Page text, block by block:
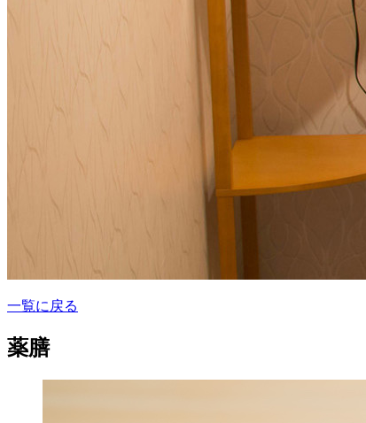
一覧に戻る
薬膳